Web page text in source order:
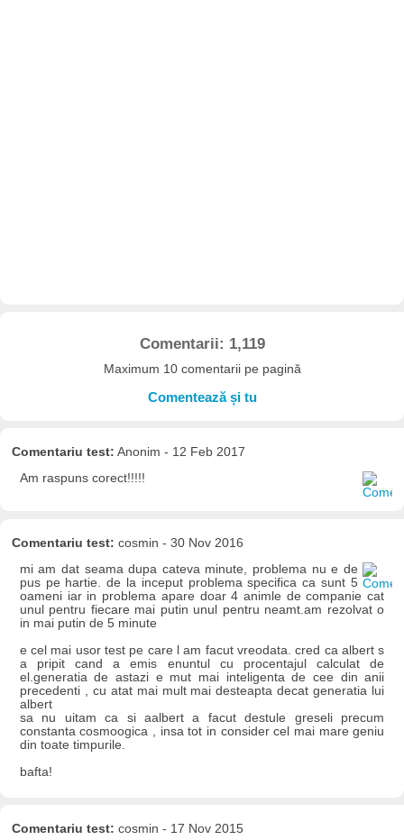
Comentarii: 1,119
Maximum 10 comentarii pe pagină
Comentează și tu
Comentariu test: Anonim - 12 Feb 2017
Am raspuns corect!!!!!
Comentariu test: cosmin - 30 Nov 2016
mi am dat seama dupa cateva minute, problema nu e de
pus pe hartie. de la inceput problema specifica ca sunt 5
oameni iar in problema apare doar 4 animle de companie cat
unul pentru fiecare mai putin unul pentru neamt.am rezolvat o
in mai putin de 5 minute
e cel mai usor test pe care l am facut vreodata. cred ca albert s
a pripit cand a emis enuntul cu procentajul calculat de
el.generatia de astazi e mut mai inteligenta de cee din anii
precedenti , cu atat mai mult mai desteapta decat generatia lui
albert
sa nu uitam ca si aalbert a facut destule greseli precum
constanta cosmoogica , insa tot in consider cel mai mare geniu
din toate timpurile.
bafta!
Comentariu test: cosmin - 17 Nov 2015